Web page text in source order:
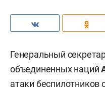
Генеральный
объединенных наций
атаки беспилотников